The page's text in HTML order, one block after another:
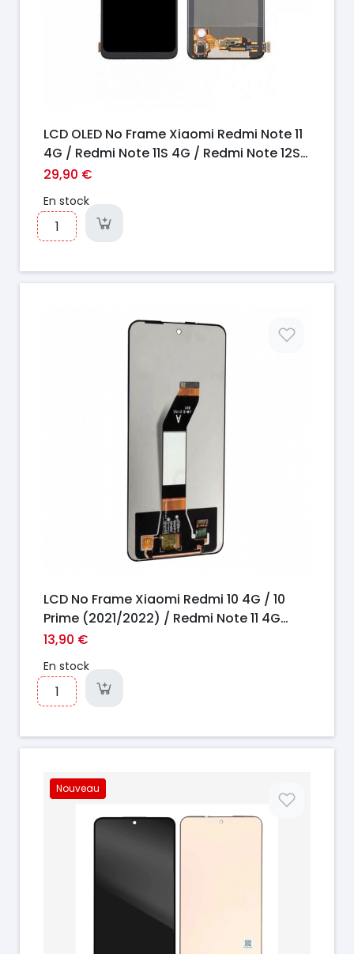
LCD OLED No Frame Xiaomi Redmi Note 11
4G / Redmi Note 11S 4G / Redmi Note 12S /
Poco M4 Pro 4G
29,90 €
En stock
LCD No Frame Xiaomi Redmi 10 4G / 10
Prime (2021/2022) / Redmi Note 11 4G
(2021)2201117TY
13,90 €
En stock
Nouveau